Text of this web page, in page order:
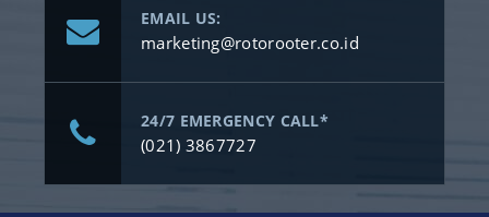
EMAIL US:
marketing@rotorooter.co.id
24/7 EMERGENCY CALL*
(021) 3867727